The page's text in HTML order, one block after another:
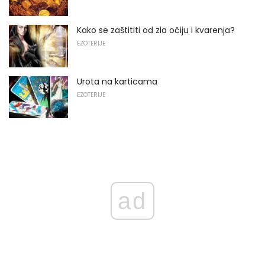
Kako se zaštititi od zla očiju i kvarenja?
EZOTERIJE
Urota na karticama
EZOTERIJE
ad